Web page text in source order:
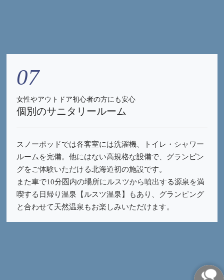
07
女性やアウトドア初心者の方にも安心
個別のサニタリールーム
スノーポッドでは各客室には洗濯機、トイレ・シャワー
ルームを完備。他にはない高規格な設備で、グランピン
グをご体験いただける北海道初の施設です。
また車で10分圏内の場所にルスツから噴出する源泉を満
喫する日帰り温泉【ルスツ温泉】もあり、グランピング
と合わせて天然温泉もお楽しみいただけます。